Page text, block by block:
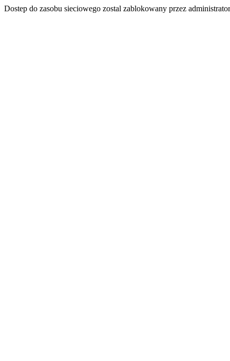
Dostep do zasobu sieciowego zostal zablokowany przez